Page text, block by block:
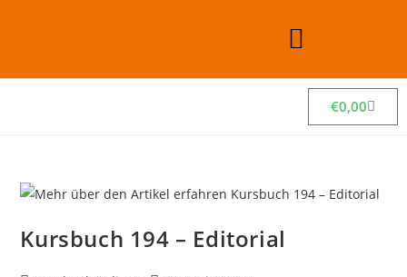
€0,00
Kursbuch 194 – Editorial